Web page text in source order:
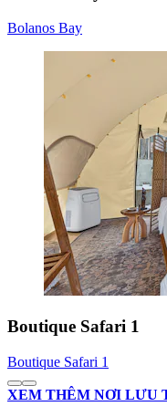
Bolanos Bay
Boutique Safari 1
Boutique Safari 1
XEM THÊM NƠI LƯU